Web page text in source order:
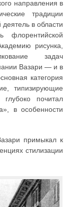
направления в
традиции
деятель в области
флорентийской
рисунка,
задач
Вазари — и в
категория
типизирующие
почитал
в особенности
примыкал к
стилизации